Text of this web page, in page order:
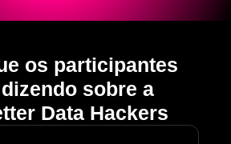
os participantes
sobre a
Data Hackers